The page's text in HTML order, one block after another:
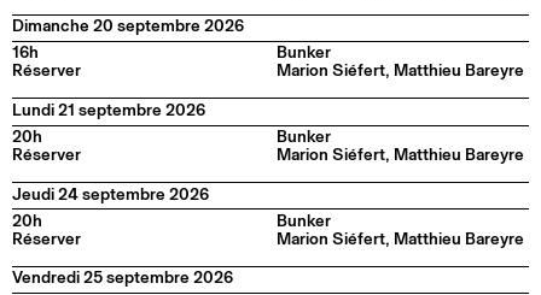
Dimanche 20 septembre 2026
16h
Réserver
Bunker
Marion Siéfert, Matthieu Bareyre
Lundi 21 septembre 2026
20h
Réserver
Bunker
Marion Siéfert, Matthieu Bareyre
Jeudi 24 septembre 2026
20h
Réserver
Bunker
Marion Siéfert, Matthieu Bareyre
Vendredi 25 septembre 2026